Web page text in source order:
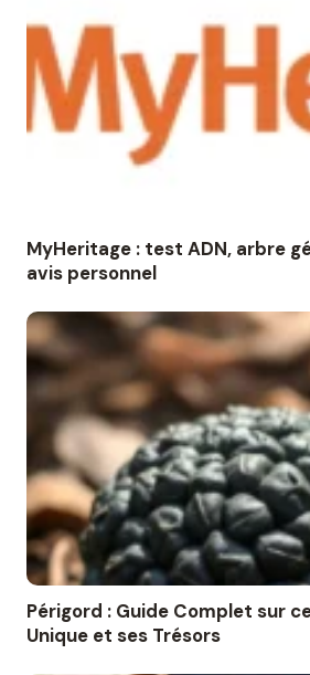
MyHeritage : test ADN, arbre
avis personnel
Périgord : Guide Complet sur
Unique et ses Trésors